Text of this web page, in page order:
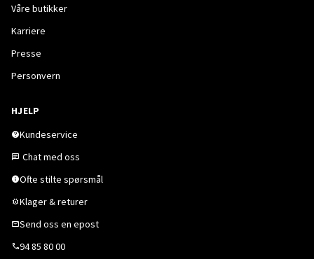
Våre butikker
Karriere
Presse
Personvern
HJELP
Kundeservice
Chat med oss
Ofte stilte spørsmål
Klager & returer
Send oss en epost
94 85 80 00